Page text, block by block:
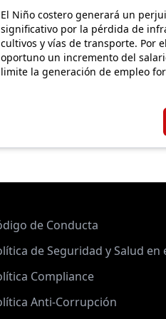
LA POBLACIÓN
El Niño costero generará un
significativo por la pérdida de
cultivos y vías de transporte. Por
oportuno un incremento del
limite la generación de empleo
y, en simultáneo, avanzar en obras
de Conducta
de Seguridad y Salud en
Compliance
Anti-Corrupción